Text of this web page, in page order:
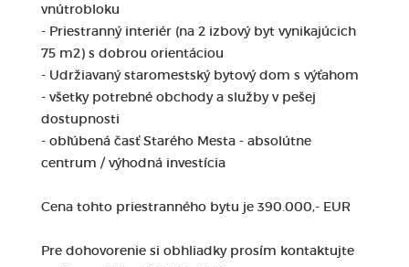
vnútrobloku
- Priestranný interiér (na 2 izbový byt vynikajúcich
75 m2) s dobrou orientáciou
- Udržiavaný staromestský bytový dom s výťahom
- všetky potrebné obchody a služby v pešej
dostupnosti
- obľúbená časť Starého Mesta - absolútne
centrum / výhodná investícia
Cena tohto priestranného bytu je 390.000,- EUR
Pre dohovorenie si obhliadky prosím kontaktujte